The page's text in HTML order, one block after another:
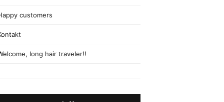
customers
long hair traveler!!